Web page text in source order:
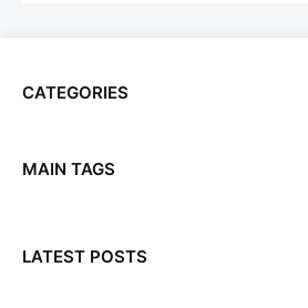
CATEGORIES
MAIN TAGS
LATEST POSTS